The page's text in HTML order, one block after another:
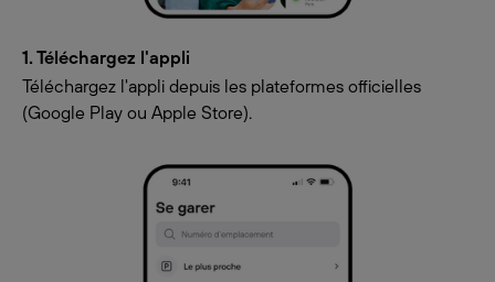
1. Téléchargez l'appli
Téléchargez l'appli depuis les plateformes officielles
(Google Play ou Apple Store).